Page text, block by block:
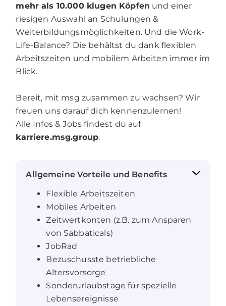
mehr als 10.000 klugen Köpfen und einer
riesigen Auswahl an Schulungen &
Weiterbildungsmöglichkeiten. Und die Work-
Life-Balance? Die behältst du dank flexiblen
Arbeitszeiten und mobilem Arbeiten immer im
Blick.
Bereit, mit msg zusammen zu wachsen? Wir
freuen uns darauf dich kennenzulernen!
Alle Infos & Jobs findest du auf
karriere.msg.group.
Allgemeine Vorteile und Benefits
Flexible Arbeitszeiten
Mobiles Arbeiten
Zeitwertkonten (z.B. zum Ansparen
von Sabbaticals)
JobRad
Bezuschusste betriebliche
Altersvorsorge
Sonderurlaubstage für spezielle
Lebensereignisse